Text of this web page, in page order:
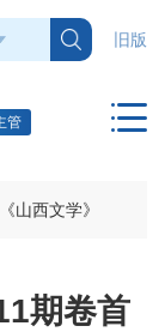
旧版
管
《山西文学》
期卷首